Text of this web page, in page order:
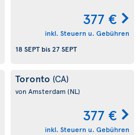
377 €
inkl. Steuern u. Gebühren
18 SEPTbis27 SEPT
Toronto (CA)
von Amsterdam(NL)
377 €
inkl. Steuern u. Gebühren